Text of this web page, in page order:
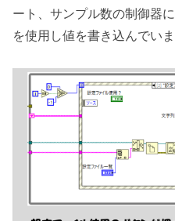
ート、サンプル数の制御器
を使用し値を書き込んでいま